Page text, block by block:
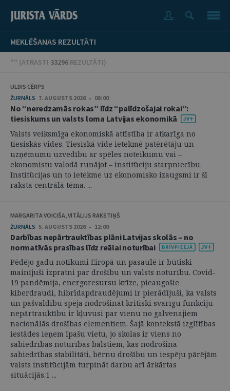
MEKLĒŠANAS REZULTĀTI
"" (ATRASTI 33296 REZULTĀTI)
ULDIS CĒRPS
ŽURNĀLS 7. AUGUSTS 2026 • 08:00
No “neredzamās rokas” līdz “palīdzošajai rokai”:
tiesiskums un valsts loma Latvijas ekonomikā
Valsts veiksmīga ekonomiskā attīstība ir atkarīga no
tiesiskās vides. Tiesiskā vide ietekmē patērētāju un
uzņēmumu uzvedību ar spēles noteikumu vai –
ekonomistu valodā runājot – institūciju starpniecību.
Institūcijas un to ietekme uz ekonomisko izaugsmi ir šī
raksta centrālā tēma. ...
MARGARITA VOICIŠA, VITĀLIJS RAKSTIŅŠ
ŽURNĀLS 5. AUGUSTS 2026 • 12:00
Darbības nepārtrauktības plāni Latvijas skolās – no
normatīvās prasības līdz reālai noturībai
Pēdējo gadu notikumi Eiropā un pasaulē ir būtiski
mainījuši izpratni par drošību un valsts noturību. Covid-
19 pandēmija, energoresursu krīze, pieaugošie
kiberdraudi, hibrīdapdraudējumi ir pierādījuši, ka valsts
un pašvaldību spēja nodrošināt kritiski svarīgu funkciju
nepārtrauktību ir kļuvusi par vienu no galvenajiem
nacionālās drošības elementiem. Šajā kontekstā izglītības
iestādes ieņem īpašu vietu, jo skolas ir viens no
sabiedrības noturības balstiem, kas nodrošina
sabiedrības stabilitāti, bērnu drošību un iespēju pārējām
valsts institūcijām turpināt darbu arī ārkārtas
situācijās.1 ...